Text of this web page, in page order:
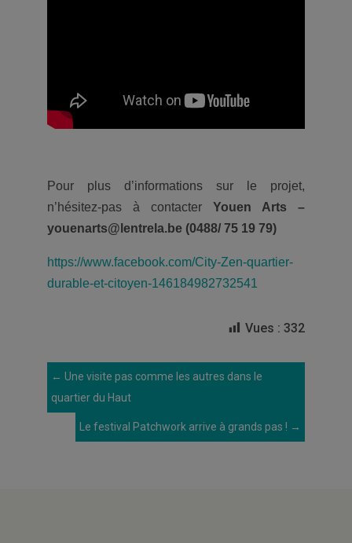
Pour plus d’informations sur le projet,
n’hésitez-pas à contacter Youen Arts –
youenarts@lentrela.be (0488/ 75 19 79)
https://www.facebook.com/City-Zen-quartier-
durable-et-citoyen-146184982732541
Vues : 332
← Une visite pas comme les autres dans le
quartier du Haut
Le festival Patchwork arrive à grands pas ! →